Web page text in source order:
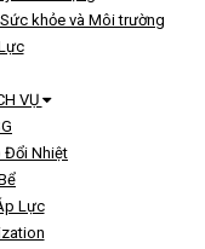
khỏe và Môi trường
VỤ
Đổi Nhiệt
Lực